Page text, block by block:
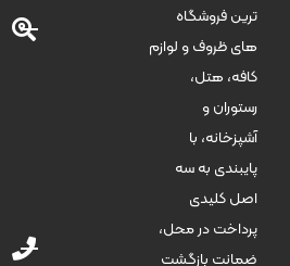
ترین فروشگاه
های ظروف و لوازم
کافه، هتل،
رستوران و
آشپزخانه، با
پایبندی به سه
اصل کلیدی
پرداخت در محل،
ضمانت بازگشت